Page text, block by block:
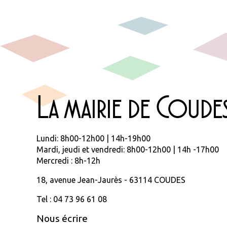
La mairie de
Lundi: 8h00-12h00 | 14h-19h00
Mardi, jeudi et vendredi: 8h00-12h00 | 14h -17h00
Mercredi : 8h-12h
18, avenue Jean-Jaurès - 63114 COUDES
Tel : 04 73 96 61 08
Nous écrire